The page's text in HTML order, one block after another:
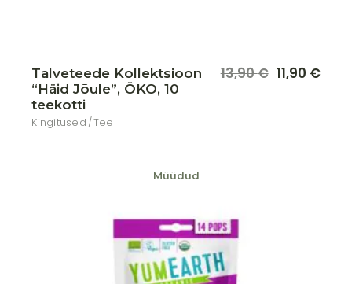
Talveteede Kollektsioon
“Häid Jõule”, ÖKO, 10
teekotti
Kingitused Tee
13,90€
Algne 11,90 €
Praegune
Müüdud